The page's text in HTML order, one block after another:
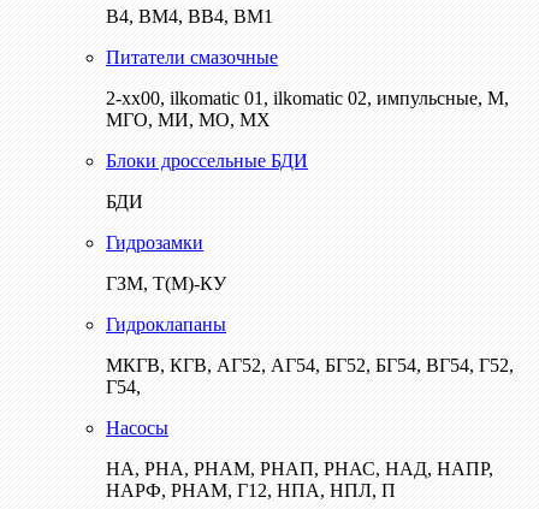
В4, ВМ4, ВВ4, ВМ1
Питатели смазочные
2-хх00, ilkomatic 01, ilkomatic 02, импульсные, М,
МГО, МИ, МО, МХ
Блоки дроссельные БДИ
БДИ
Гидрозамки
ГЗМ, Т(М)-КУ
Гидроклапаны
МКГВ, КГВ, АГ52, АГ54, БГ52, БГ54, ВГ54, Г52,
Г54,
Насосы
НА, РНА, РНАМ, РНАП, РНАС, НАД, НАПР,
НАРФ, РНАМ, Г12, НПА, НПЛ, П